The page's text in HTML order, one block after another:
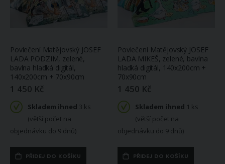
Povlečení Matějovský JOSEF
LADA PODZIM, zelené,
bavlna hladká digitál,
140x200cm + 70x90cm
1 450 Kč
Skladem ihned 3 ks
(větší počet na
objednávku do 9 dnů)
PŘIDEJ DO KOŠÍKU
Povlečení Matějovský JOSEF
LADA MIKEŠ, zelené, bavlna
hladká digitál, 140x200cm +
70x90cm
1 450 Kč
Skladem ihned 1 ks
(větší počet na
objednávku do 9 dnů)
PŘIDEJ DO KOŠÍKU